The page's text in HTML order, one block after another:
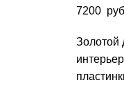
7200
Золотой